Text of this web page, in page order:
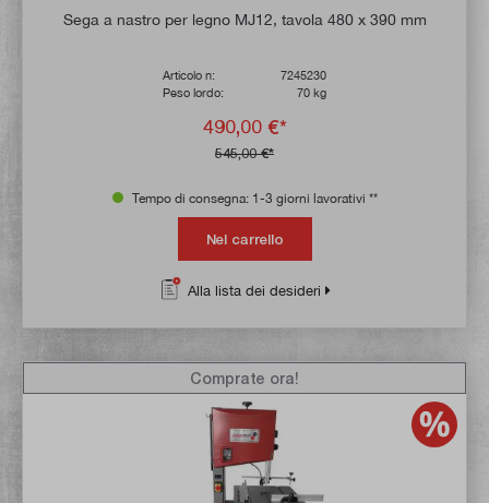
Valutazione media di 4.8 su 5 stelle
Sega a nastro per legno MJ12, tavola 480 x 390 mm
Articolo n:
7245230
Peso lordo:
70 kg
490,00 €*
545,00 €*
Tempo di consegna: 1-3 giorni lavorativi **
Nel carrello
Alla lista dei desideri
Comprate ora!